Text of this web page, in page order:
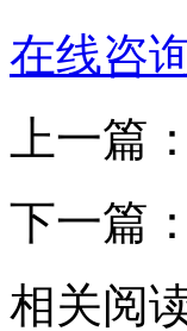
在线咨
上一篇：
下一篇：
相关阅